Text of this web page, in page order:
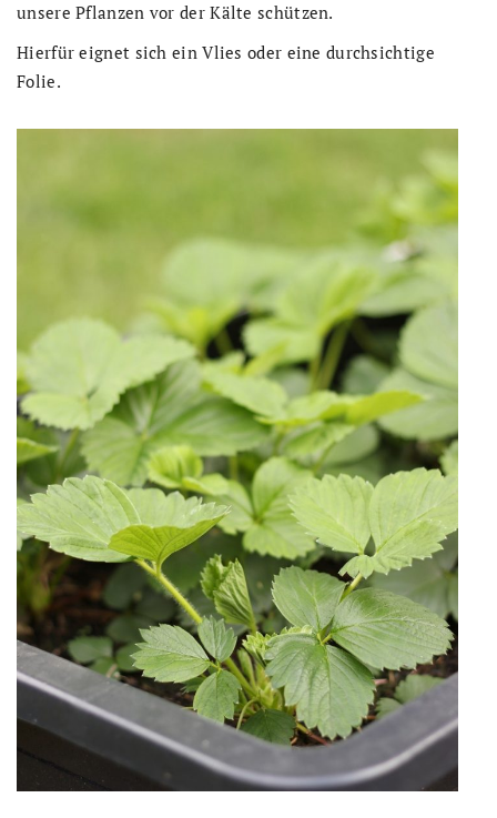
unsere Pflanzen vor der Kälte schützen.
Hierfür eignet sich ein Vlies oder eine durchsichtige
Folie.